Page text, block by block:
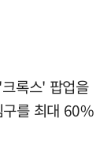
록스' 팝업을
구를 최대 60%